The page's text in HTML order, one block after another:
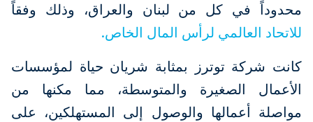
محدوداً في كل من لبنان والعراق، وذلك وفقاً
للاتحاد العالمي لرأس المال الخاص.
كانت شركة توترز بمثابة شريان حياة لمؤسسات
الأعمال الصغيرة والمتوسطة، مما مكنها من
مواصلة أعمالها والوصول إلى المستهلكين، على